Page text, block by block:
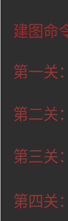
建图命
第一关
第二关
第三关
第四关